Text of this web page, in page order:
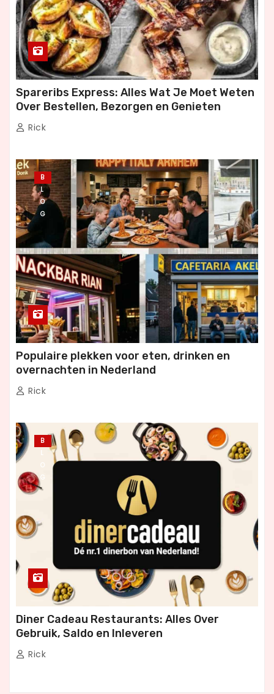
Spareribs Express: Alles Wat Je Moet Weten
Over Bestellen, Bezorgen en Genieten
Rick
B
L
O
G
Populaire plekken voor eten, drinken en
overnachten in Nederland
Rick
B
L
O
G
Diner Cadeau Restaurants: Alles Over
Gebruik, Saldo en Inleveren
Rick